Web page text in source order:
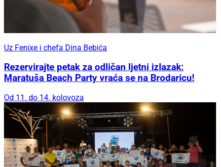
Uz Fenixe i chefa Dina Bebića
Rezervirajte petak za odličan ljetni izlazak:
Maratuša Beach Party vraća se na Brodaricu!
Od 11. do 14. kolovoza